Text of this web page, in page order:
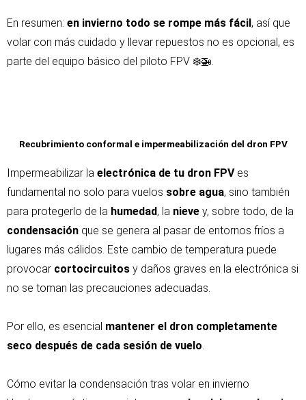
En resumen: en invierno todo se rompe más fácil, así que
volar con más cuidado y llevar repuestos no es opcional, es
parte del equipo básico del piloto FPV ❄️🚁.
Recubrimiento conformal e impermeabilización del dron FPV
Impermeabilizar la electrónica de tu dron FPVes
fundamental no solo para vuelos sobre agua, sino también
para protegerlo de la humedad, la nieve y, sobre todo, de la
condensación que se genera al pasar de entornos fríos a
lugares más cálidos. Este cambio de temperatura puede
provocar cortocircuitos y daños graves en la electrónica si
no se toman las precauciones adecuadas.
Por ello, es esencial mantener el dron completamente
seco después de cada sesión de vuelo
Cómo evitar la condensación tras volar en invierno